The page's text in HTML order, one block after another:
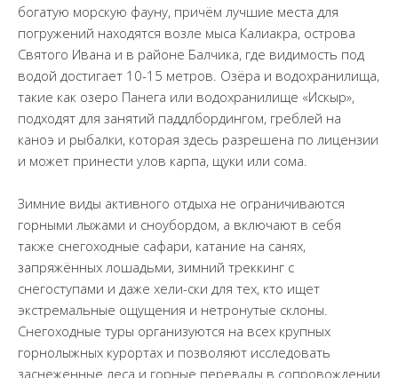
богатую морскую фауну, причём лучшие места для
погружений находятся возле мыса Калиакра, острова
Святого Ивана и в районе Балчика, где видимость под
водой достигает 10-15 метров. Озёра и водохранилища,
такие как озеро Панега или водохранилище «Искыр»,
подходят для занятий паддлбордингом, греблей на
каноэ и рыбалки, которая здесь разрешена по лицензии
и может принести улов карпа, щуки или сома.
Зимние виды активного отдыха не ограничиваются
горными лыжами и сноубордом, а включают в себя
также снегоходные сафари, катание на санях,
запряжённых лошадьми, зимний треккинг с
снегоступами и даже хели-ски для тех, кто ищет
экстремальные ощущения и нетронутые склоны.
Снегоходные туры организуются на всех крупных
горнолыжных курортах и позволяют исследовать
заснеженные леса и горные перевалы в сопровождении